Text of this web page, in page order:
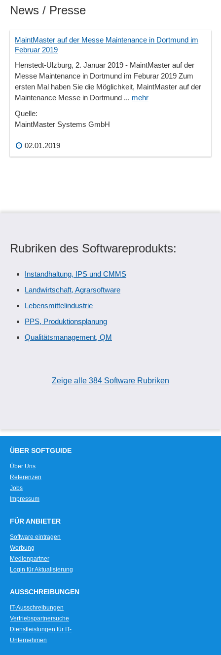
News / Presse
MaintMaster auf der Messe Maintenance in Dortmund im
Februar 2019
Henstedt-Ulzburg, 2. Januar 2019 - MaintMaster auf der
Messe Maintenance in Dortmund im Feburar 2019 Zum
ersten Mal haben Sie die Möglichkeit, MaintMaster auf der
Maintenance Messe in Dortmund ... mehr
Quelle:
MaintMaster Systems GmbH
02.01.2019
Rubriken des Softwareprodukts:
Instandhaltung, IPS und CMMS
Landwirtschaft, Agrarsoftware
Lebensmittelindustrie
PPS, Produktionsplanung
Qualitätsmanagement, QM
Zeige alle 384 Software Rubriken
ÜBER SOFTGUIDE
Über Uns
Referenzen
Jobs
Impressum
FÜR ANBIETER
Software eintragen
Werbung
Medienpartner
Login für Aktualisierung
AUSSCHREIBUNGEN
IT-Ausschreibungen
Vertriebspartnersuche
Dienstleistungen für IT-
Unternehmen